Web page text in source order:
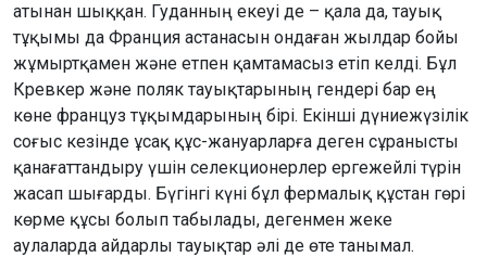
атынан шыққан. Гуданның екеуі де – қала да, тауық
тұқымы да Франция астанасын ондаған жылдар бойы
жұмыртқамен және етпен қамтамасыз етіп келді. Бұл
Кревкер және поляк тауықтарының гендері бар ең
көне француз тұқымдарының бірі. Екінші дүниежүзілік
соғыс кезінде ұсақ құс-жануарларға деген сұранысты
қанағаттандыру үшін селекционерлер ергежейлі түрін
жасап шығарды. Бүгінгі күні бұл фермалық құстан гөрі
көрме құсы болып табылады, дегенмен жеке
аулаларда айдарлы тауықтар әлі де өте танымал.